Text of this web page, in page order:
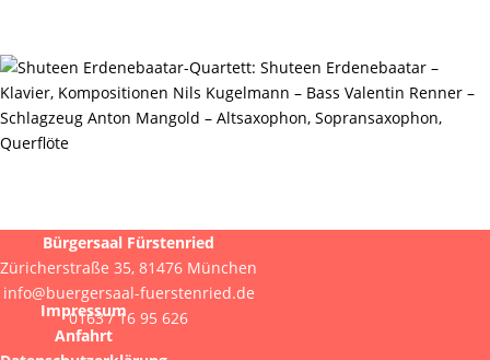
Bürgersaal Fürstenried
Züricherstraße 35, 81476 München
info@buergersaal-fuerstenried.de
0163 / 16 95 626
Impressum
Anfahrt